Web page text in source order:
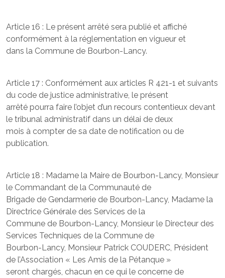
Article 16 : Le présent arrêté sera publié et affiché
conformément à la réglementation en vigueur et
dans la Commune de Bourbon-Lancy.
Article 17 : Conformément aux articles R 421-1 et suivants
du code de justice administrative, le présent
arrêté pourra faire l’objet d’un recours contentieux devant
le tribunal administratif dans un délai de deux
mois à compter de sa date de notification ou de
publication.
Article 18 : Madame la Maire de Bourbon-Lancy, Monsieur
le Commandant de la Communauté de
Brigade de Gendarmerie de Bourbon-Lancy, Madame la
Directrice Générale des Services de la
Commune de Bourbon-Lancy, Monsieur le Directeur des
Services Techniques de la Commune de
Bourbon-Lancy, Monsieur Patrick COUDERC, Président
de l’Association « Les Amis de la Pétanque »
seront chargés, chacun en ce qui le concerne de